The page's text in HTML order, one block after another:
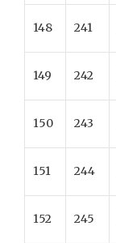
148 241
149 242
150 243
151 244
152 245